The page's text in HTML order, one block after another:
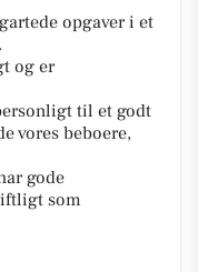
opgaver i et
og er
til et godt
vores beboere,
gode
som